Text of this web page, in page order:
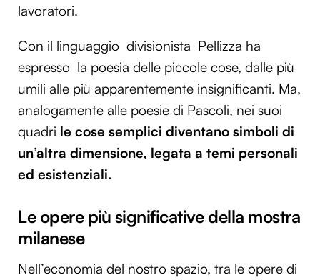
lavoratori.
Con il linguaggio divisionista Pellizza ha
espresso la poesia delle piccole cose, dalle più
umili alle più apparentemente insignificanti. Ma,
analogamente alle poesie di Pascoli, nei suoi
quadri le cose semplici diventano simboli di
un’altra dimensione, legata a temi personali
ed esistenziali.
Le opere più significative della mostra
milanese
Nell’economia del nostro spazio, tra le opere di